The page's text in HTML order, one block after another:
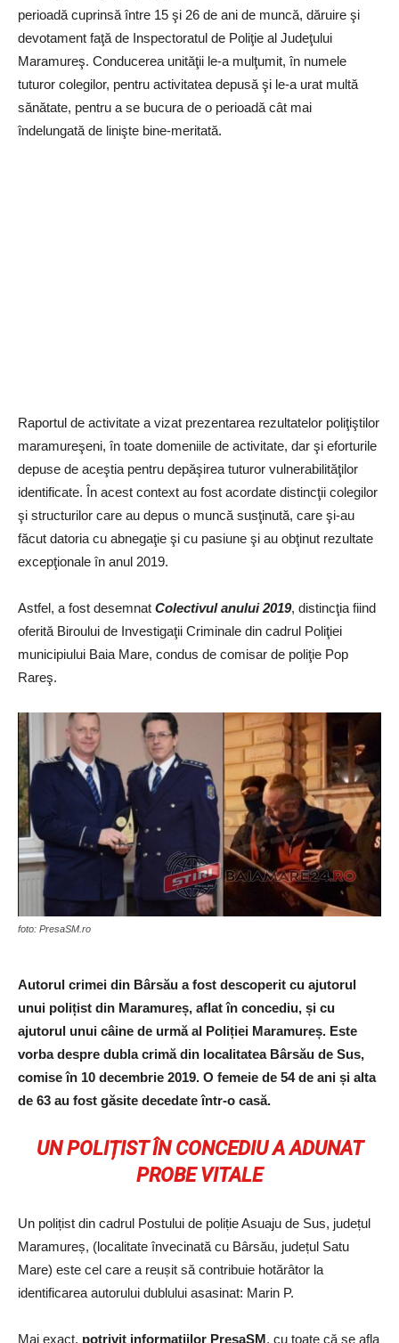
perioadă cuprinsă între 15 şi 26 de ani de muncă, dăruire şi
devotament faţă de Inspectoratul de Poliţie al Judeţului
Maramureş. Conducerea unităţii le-a mulţumit, în numele
tuturor colegilor, pentru activitatea depusă şi le-a urat multă
sănătate, pentru a se bucura de o perioadă cât mai
îndelungată de linişte bine-meritată.
Raportul de activitate a vizat prezentarea rezultatelor poliţiştilor
maramureşeni, în toate domeniile de activitate, dar şi eforturile
depuse de aceştia pentru depăşirea tuturor vulnerabilităţilor
identificate. În acest context au fost acordate distincţii colegilor
şi structurilor care au depus o muncă susţinută, care şi-au
făcut datoria cu abnegaţie şi cu pasiune şi au obţinut rezultate
excepţionale în anul 2019.
Astfel, a fost desemnat Colectivul anului 2019, distincţia fiind
oferită Biroului de Investigaţii Criminale din cadrul Poliţiei
municipiului Baia Mare, condus de comisar de poliţie Pop
Rareş.
foto: PresaSM.ro
Autorul crimei din Bârsău a fost descoperit cu ajutorul
unui polițist din Maramureș, aflat în concediu, și cu
ajutorul unui câine de urmă al Poliției Maramureș. Este
vorba despre dubla crimă din localitatea Bârsău de Sus,
comise în 10 decembrie 2019. O femeie de 54 de ani și alta
de 63 au fost găsite decedate într-o casă.
UN POLIȚIST ÎN CONCEDIU A ADUNAT
PROBE VITALE
Un polițist din cadrul Postului de poliție Asuaju de Sus, județul
Maramureș, (localitate învecinată cu Bârsău, județul Satu
Mare) este cel care a reușit să contribuie hotărâtor la
identificarea autorului dublului asasinat: Marin P.
Mai exact, potrivit informațiilor PresaSM, cu toate că se afla